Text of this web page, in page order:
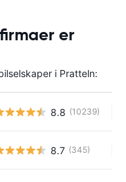
er
i Pratteln:
8.8 (10239)
8.7 (345)